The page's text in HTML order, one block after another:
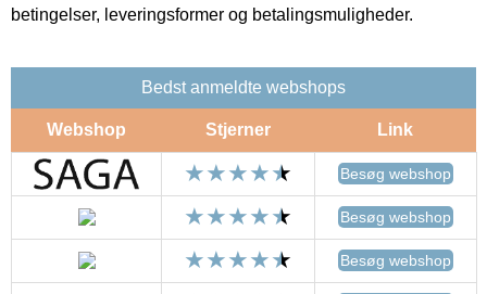
betingelser, leveringsformer og betalingsmuligheder.
Bedst anmeldte webshops
Webshop Stjerner Link
Besøg webshop
Besøg webshop
Besøg webshop